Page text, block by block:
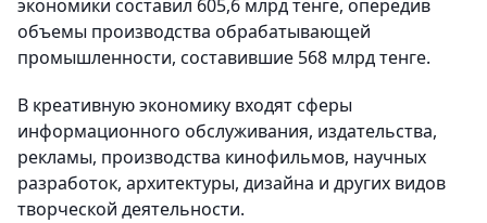
экономики составил 605,6 млрд тенге, опередив
объемы производства обрабатывающей
промышленности, составившие 568 млрд тенге.
В креативную экономику входят сферы
информационного обслуживания, издательства,
рекламы, производства кинофильмов, научных
разработок, архитектуры, дизайна и других видов
творческой деятельности.